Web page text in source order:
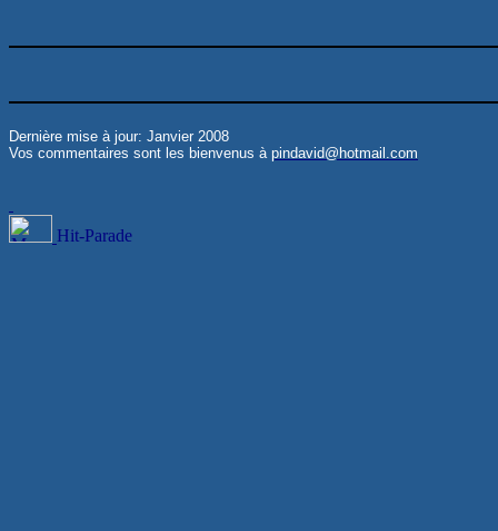
Dernière mise à jour: Janvier 2008
Vos commentaires sont les bienvenus à pindavid@hotmail.com